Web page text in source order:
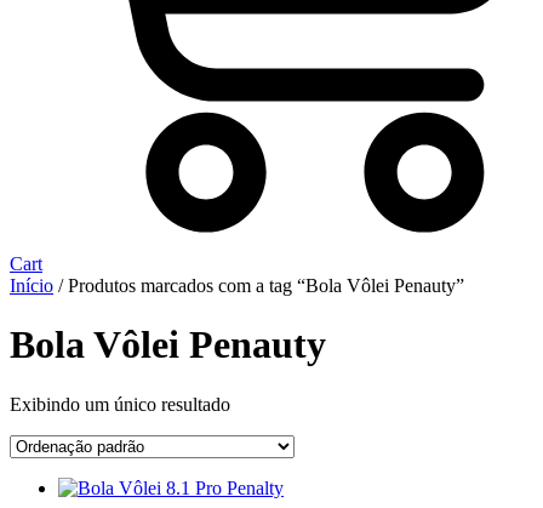
Cart
Início / Produtos marcados com a tag “Bola Vôlei Penauty”
Bola Vôlei Penauty
Exibindo um único resultado